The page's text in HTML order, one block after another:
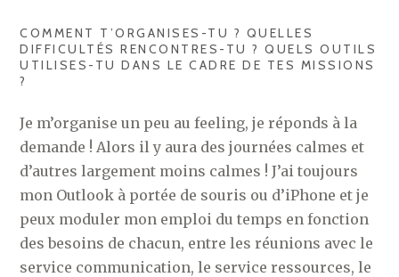
COMMENT T’ORGANISES-TU ? QUELLES
DIFFICULTÉS RENCONTRES-TU ? QUELS OUTILS
UTILISES-TU DANS LE CADRE DE TES MISSIONS
?
Je m’organise un peu au feeling, je réponds à la
demande ! Alors il y aura des journées calmes et
d’autres largement moins calmes ! J’ai toujours
mon Outlook à portée de souris ou d’iPhone et je
peux moduler mon emploi du temps en fonction
des besoins de chacun, entre les réunions avec le
service communication, le service ressources, le